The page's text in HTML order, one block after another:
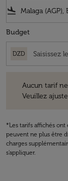
flight_land
Budget
DZD
Aucun tarif
Veuillez
*Les tarifs affichés
peuvent ne plus être
charges
s'appliquer.